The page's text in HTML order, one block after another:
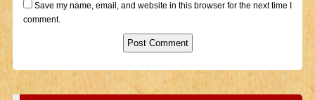
Save my name, email, and website in this browser for the next time I
comment.